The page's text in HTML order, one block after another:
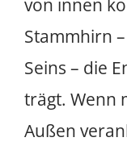
von innen
Stammhirn
Seins – die
trägt. Wenn
Außen